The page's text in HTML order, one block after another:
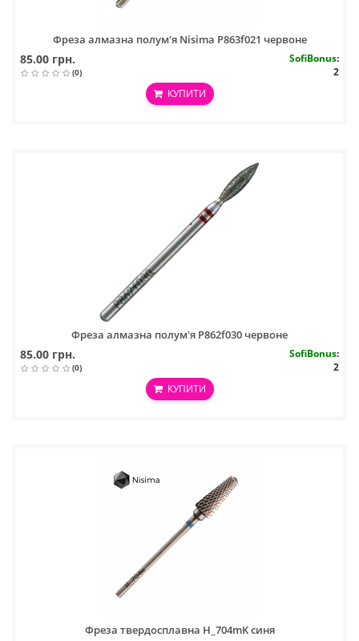
Фреза алмазна полум'я Nisima P863f021 червоне
85.00 грн.
(0)
SofiBonus:
2
КУПИТИ
Фреза алмазна полум'я P862f030 червоне
85.00 грн.
(0)
SofiBonus:
2
КУПИТИ
Фреза твердосплавна H_704mK синя